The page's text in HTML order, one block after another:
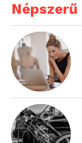
Népszerű